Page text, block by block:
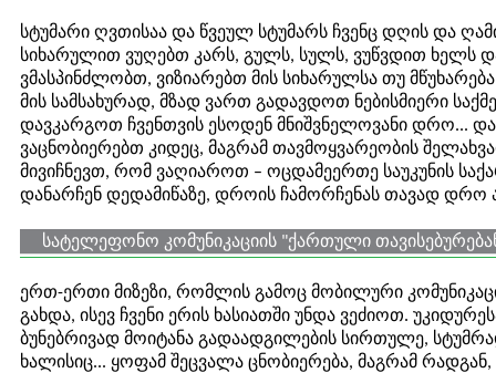
სტუმარი ღვთისაა და წვეულ სტუმარს ჩვენც დღის და
სიხარულით ვუღებთ კარს, გულს, სულს, ვუწვდით ხელს
ვმასპინძლობთ, ვიზიარებთ მის სიხარულსა თუ
მის სამსახურად, მზად ვართ გადავდოთ ნებისმიერი
დავკარგოთ ჩვენთვის ესოდენ მნიშვნელოვანი დრო...
ვაცნობიერებთ კიდეც, მაგრამ თავმოყვარეობის
მივიჩნევთ, რომ ვაღიაროთ – ოცდამეერთე საუკუნის
დანარჩენ დედამიწაზე, დროის ჩამორჩენას თავად დრო
სატელეფონო კომუნიკაციის "ქართული
ერთ-ერთი მიზეზი, რომლის გამოც მობილური
გახდა, ისევ ჩვენი ერის ხასიათში უნდა ვეძიოთ.
ბუნებრივად მოიტანა გადაადგილების სირთულე,
ხალისიც... ყოფამ შეცვალა ცნობიერება, მაგრამ